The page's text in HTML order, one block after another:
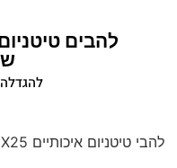
להבי טיטניום איכותיים 125X25 מ”מ חבילה 10 יח’